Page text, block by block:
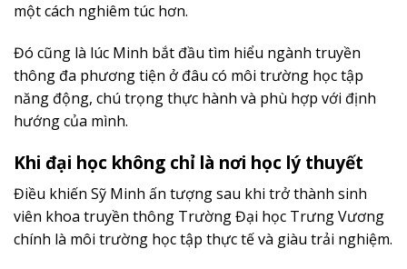
một cách nghiêm túc hơn.
Đó cũng là lúc Minh bắt đầu tìm hiểu ngành truyền
thông đa phương tiện ở đâu có môi trường học tập
năng động, chú trọng thực hành và phù hợp với định
hướng của mình.
Khi đại học không chỉ là nơi học lý thuyết
Điều khiến Sỹ Minh ấn tượng sau khi trở thành sinh
viên khoa truyền thông Trường Đại học Trưng Vương
chính là môi trường học tập thực tế và giàu trải nghiệm.